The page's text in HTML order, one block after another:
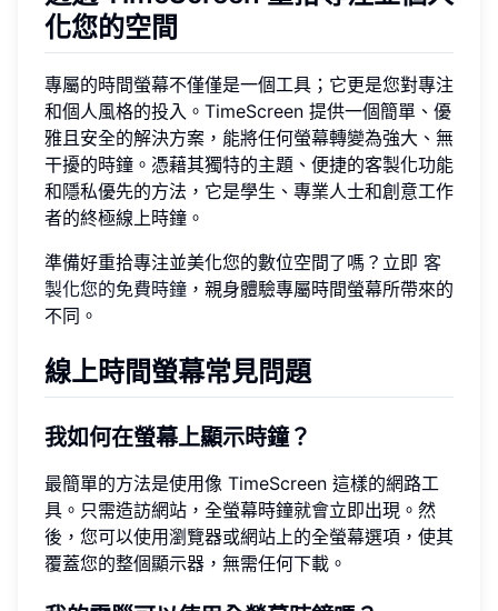
化您的空間
專屬的時間螢幕不僅僅是一個工具；它更是您對專注
和個人風格的投入。TimeScreen 提供一個簡單、優
雅且安全的解決方案，能將任何螢幕轉變為強大、無
干擾的時鐘。憑藉其獨特的主題、便捷的客製化功能
和隱私優先的方法，它是學生、專業人士和創意工作
者的終極線上時鐘。
準備好重拾專注並美化您的數位空間了嗎？立即 客
製化您的免費時鐘 ，親身體驗專屬時間螢幕所帶來的
不同。
線上時間螢幕常見問題
我如何在螢幕上顯示時鐘？
最簡單的方法是使用像 TimeScreen 這樣的網路工
具。只需造訪網站，全螢幕時鐘就會立即出現。然
後，您可以使用瀏覽器或網站上的全螢幕選項，使其
覆蓋您的整個顯示器，無需任何下載。